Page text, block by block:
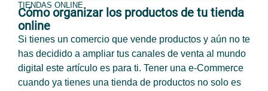
TIENDAS ONLINE
Cómo organizar los productos de tu tienda
online
Si tienes un comercio que vende productos y aún no te
has decidido a ampliar tus canales de venta al mundo
digital este artículo es para ti. Tener una e-Commerce
cuando ya tienes una tienda de productos no solo es